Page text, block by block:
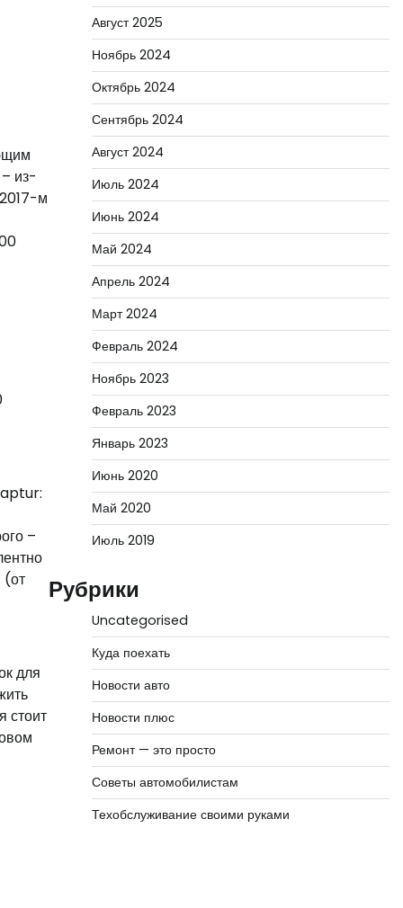
из-
м
–
(от
для
стоит
Август 2025
Ноябрь 2024
Октябрь 2024
Сентябрь 2024
Август 2024
Июль 2024
Июнь 2024
Май 2024
Апрель 2024
Март 2024
Февраль 2024
Ноябрь 2023
Февраль 2023
Январь 2023
Июнь 2020
Май 2020
Июль 2019
Рубрики
Uncategorised
Куда поехать
Новости авто
Новости плюс
Ремонт — это просто
Советы автомобилистам
Техобслуживание своими руками